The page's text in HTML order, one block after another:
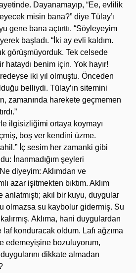
Dayanamayıp, “Ee, evlilik
misin bana?” diye Tülay’ı
gene bana açtırttı. “Söyleyeyim
başladı. “İki ay evli kaldım.
görüşmüyorduk. Tek celsede
hataydı benim için. Yok hayır!
iki yıl olmuştu. Önceden
belliydi. Tülay’ın sitemini
zamanında harekete geçmemen
ilgisizliğimi ortaya koymayı
boş ver kendini üzme.
İç sesim her zamanki gibi
İnanmadığım şeyleri
diyeyim: Aklımdan ve
azar işitmekten bıktım. Aklım
akıl bir kuyu, duygular
olmazsa su kaybolur gidermiş. Su
Aklıma, hani duygulardan
laf konduracak oldum. Lafı ağzıma
edemeyişine bozuluyorum,
dikkate almadan